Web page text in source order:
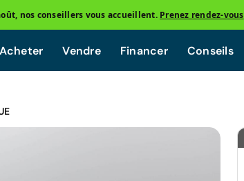
nos conseillers vous accueillent. Prenez rendez-vous
Acheter Vendre Financer Conseils